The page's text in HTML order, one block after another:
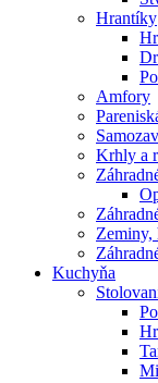
Hrantíky
Amfory
Krhly a
Zeminy,
Kuchyňa